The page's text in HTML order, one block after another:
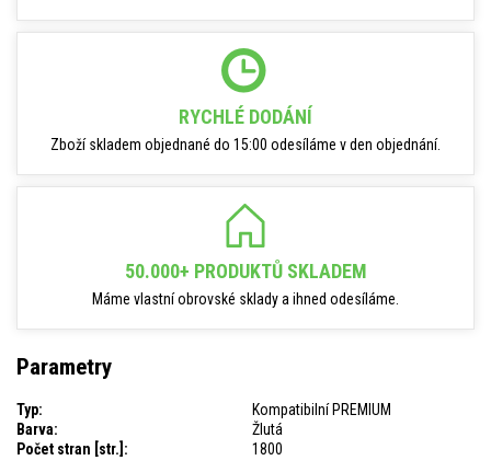
RYCHLÉ DODÁNÍ
Zboží skladem objednané do 15:00 odesíláme v den objednání.
50.000+ PRODUKTŮ SKLADEM
Máme vlastní obrovské sklady a ihned odesíláme.
Parametry
Typ:
Kompatibilní PREMIUM
Barva:
Žlutá
Počet stran [str.]:
1800